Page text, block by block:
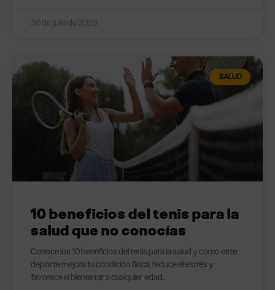
SALUD
10 beneficios del tenis para la
salud que no conocías
Conoce los 10 beneficios del tenis para la salud y cómo este
deporte mejora tu condición física, reduce el estrés y
favorece el bienestar a cualquier edad.